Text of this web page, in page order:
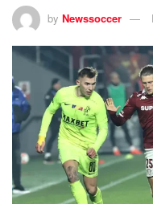
by Newssoccer